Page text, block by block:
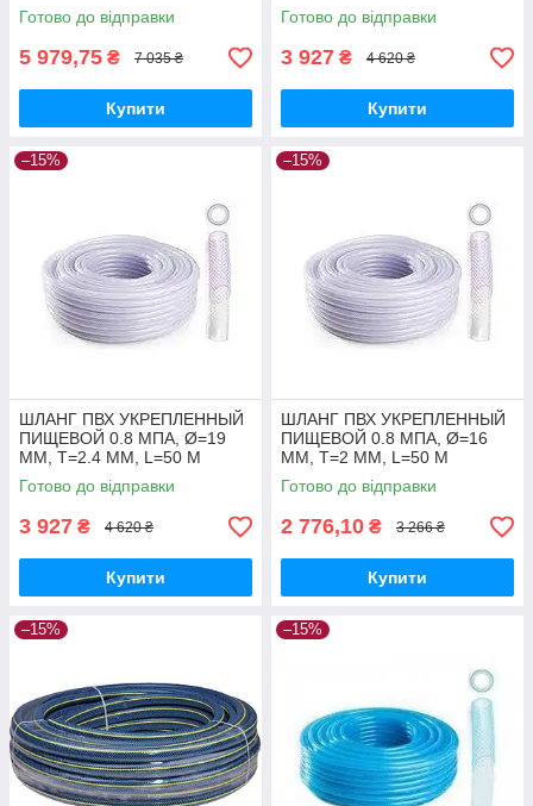
Готово до відправки
5 979,75 ₴ 7 035 ₴
Купити
Готово до відправки
3 927 ₴ 4 620 ₴
Купити
–15%
ШЛАНГ ПВХ УКРЕПЛЕННЫЙ
ПИЩЕВОЙ 0.8 МПА, Ø=19
ММ, T=2.4 ММ, L=50 М
Готово до відправки
3 927 ₴ 4 620 ₴
Купити
–15%
ШЛАНГ ПВХ УКРЕПЛЕННЫЙ
ПИЩЕВОЙ 0.8 МПА, Ø=16
ММ, T=2 ММ, L=50 М
Готово до відправки
2 776,10 ₴ 3 266 ₴
Купити
–15% –15%